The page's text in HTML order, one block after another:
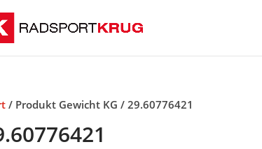
/ Produkt Gewicht KG / 29.60776421